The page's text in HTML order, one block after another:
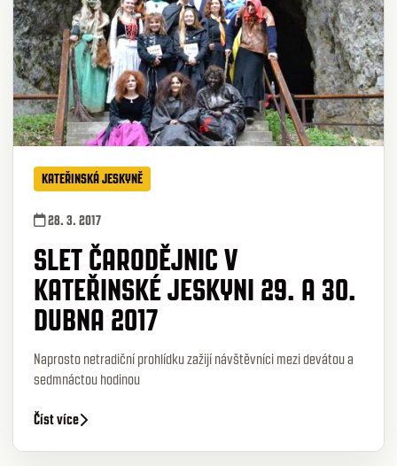
KATEŘINSKÁ JESKYNĚ
28. 3. 2017
SLET ČARODĚJNIC V
KATEŘINSKÉ JESKYNI 29. A 30.
DUBNA 2017
Naprosto netradiční prohlídku zažijí návštěvníci mezi devátou a
sedmnáctou hodinou
Číst více